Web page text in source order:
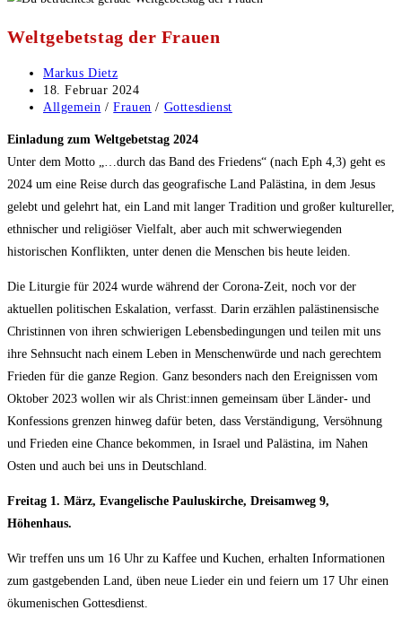
Weltgebetstag der Frauen
Beitrags-
Autor:
Markus Dietz
Beitrag
veröffentlicht:
18. Februar 2024
Beitrags-
Allgemein / Frauen / Gottesdienst
Einladung zum Weltgebetstag 2024
Unter dem Motto „…durch das Band des Friedens“ (nach Eph 4,3) geht es
2024 um eine Reise durch das geografische Land Palästina, in dem Jesus
gelebt und gelehrt hat, ein Land mit langer Tradition und großer kultureller,
ethnischer und religiöser Vielfalt, aber auch mit schwerwiegenden
historischen Konflikten, unter denen die Menschen bis heute leiden.
Die Liturgie für 2024 wurde während der Corona-Zeit, noch vor der
aktuellen politischen Eskalation, verfasst. Darin erzählen palästinensische
Christinnen von ihren schwierigen Lebensbedingungen und teilen mit uns
ihre Sehnsucht nach einem Leben in Menschenwürde und nach gerechtem
Frieden für die ganze Region. Ganz besonders nach den Ereignissen vom
Oktober 2023 wollen wir als Christ:innen gemeinsam über Länder- und
Konfessions grenzen hinweg dafür beten, dass Verständigung, Versöhnung
und Frieden eine Chance bekommen, in Israel und Palästina, im Nahen
Osten und auch bei uns in Deutschland.
Freitag 1. März, Evangelische Pauluskirche, Dreisamweg 9,
Höhenhaus.
Wir treffen uns um 16 Uhr zu Kaffee und Kuchen, erhalten Informationen
zum gastgebenden Land, üben neue Lieder ein und feiern um 17 Uhr einen
ökumenischen Gottesdienst.